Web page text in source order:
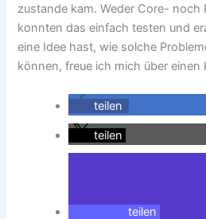
zustande kam. Weder Core- noch
konnten das einfach testen und
eine Idee hast, wie solche
können, freue ich mich über einen
teilen
teilen
teilen